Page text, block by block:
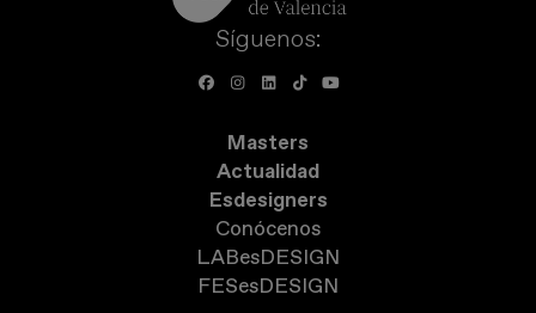
Síguenos:
Masters
Actualidad
Esdesigners
Conócenos
LABesDESIGN
FESesDESIGN